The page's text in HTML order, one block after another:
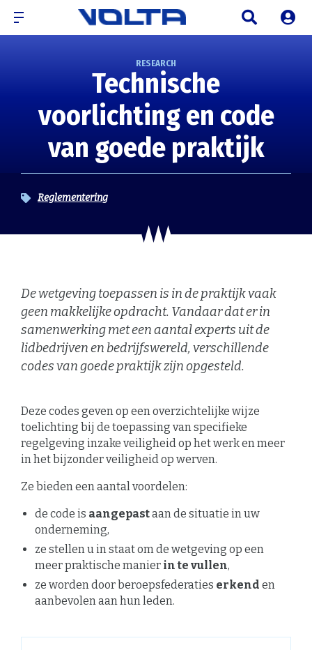
RESEARCH
Technische
voorlichting en code
van goede praktijk
Reglementering
De wetgeving toepassen is in de praktijk vaak
geen makkelijke opdracht. Vandaar dat er in
samenwerking met een aantal experts uit de
lidbedrijven en bedrijfswereld, verschillende
codes van goede praktijk zijn opgesteld.
Deze codes geven op een overzichtelijke wijze
toelichting bij de toepassing van specifieke
regelgeving inzake veiligheid op het werk en meer
in het bijzonder veiligheid op werven.
Ze bieden een aantal voordelen:
de code is aangepastaan de situatie in uw
onderneming,
ze stellen u in staat om de wetgeving op een
meer praktische manier in te vullen,
ze worden door beroepsfederaties erkend en
aanbevolen aan hun leden.